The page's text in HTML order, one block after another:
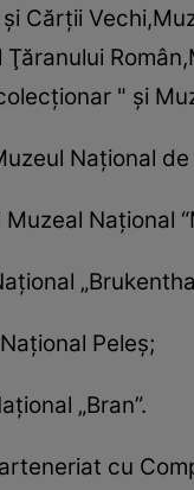
Cărţii
Ţăranului
" şi
Naţional
Naţional
Peleş;
„Bran”.
cu